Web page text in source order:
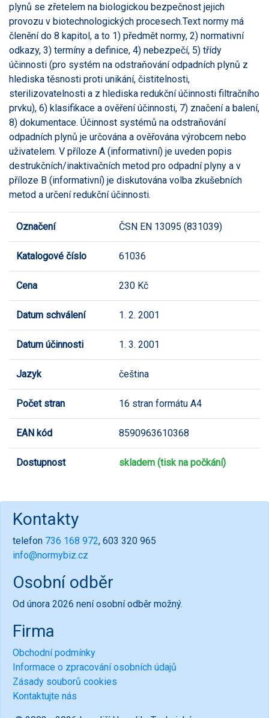
plynů se zřetelem na biologickou bezpečnost jejich
provozu v biotechnologických procesech.Text normy má
členění do 8 kapitol, a to 1) předmět normy, 2) normativní
odkazy, 3) termíny a definice, 4) nebezpečí, 5) třídy
účinnosti (pro systém na odstraňování odpadních plynů z
hlediska těsnosti proti unikání, čistitelnosti,
sterilizovatelnosti a z hlediska redukční účinnosti filtračního
prvku), 6) klasifikace a ověření účinnosti, 7) značení a balení,
8) dokumentace. Účinnost systémů na odstraňování
odpadních plynů je určována a ověřována výrobcem nebo
uživatelem. V příloze A (informativní) je uveden popis
destrukčních/inaktivačních metod pro odpadní plyny a v
příloze B (informativní) je diskutována volba zkušebních
metod a určení redukční účinnosti.
Označení ČSN EN 13095 (831039)
Katalogové číslo 61036
Cena 230 Kč
Datum schválení 1. 2. 2001
Datum účinnosti 1. 3. 2001
Jazyk čeština
Počet stran 16 stran formátu A4
EAN kód 8590963610368
Dostupnost skladem (tisk na počkání)
Kontakty
telefon 736 168 972, 603 320 965
info@normybiz.cz
Osobní odběr
Od února 2026 není osobní odběr možný.
Firma
Obchodní podmínky
Informace o zpracování osobních údajů
Zásady souborů cookies
Kontaktujte nás